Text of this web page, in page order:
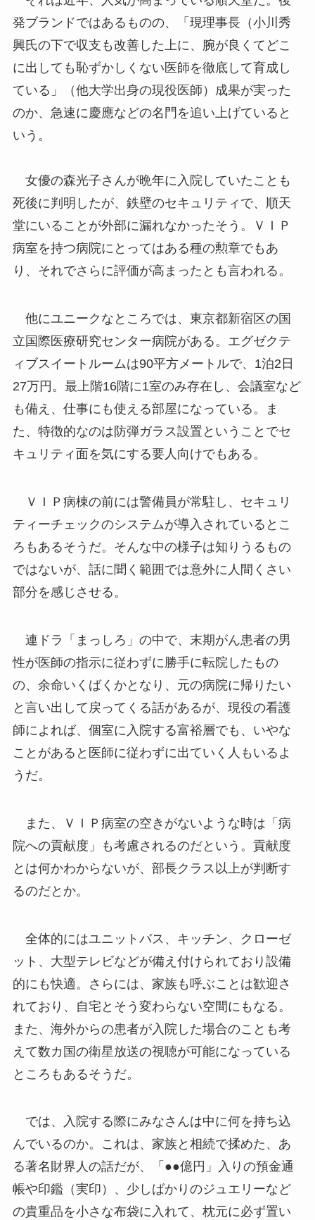
発ブランドではあるものの、「現理事長（小川秀
興氏の下で収支も改善した上に、腕が良くてどこ
に出しても恥ずかしくない医師を徹底して育成し
ている」（他大学出身の現役医師）成果が実った
のか、急速に慶應などの名門を追い上げていると
いう。
女優の森光子さんが晩年に入院していたことも
死後に判明したが、鉄壁のセキュリティで、順天
堂にいることが外部に漏れなかったそう。ＶＩＰ
病室を持つ病院にとってはある種の勲章でもあ
り、それでさらに評価が高まったとも言われる。
他にユニークなところでは、東京都新宿区の国
立国際医療研究センター病院がある。エグゼクテ
ィブスイートルームは90平方メートルで、1泊2日
27万円。最上階16階に1室のみ存在し、会議室など
も備え、仕事にも使える部屋になっている。ま
た、特徴的なのは防弾ガラス設置ということでセ
キュリティ面を気にする要人向けでもある。
ＶＩＰ病棟の前には警備員が常駐し、セキュリ
ティーチェックのシステムが導入されているとこ
ろもあるそうだ。そんな中の様子は知りうるもの
ではないが、話に聞く範囲では意外に人間くさい
部分を感じさせる。
連ドラ「まっしろ」の中で、末期がん患者の男
性が医師の指示に従わずに勝手に転院したもの
の、余命いくばくかとなり、元の病院に帰りたい
と言い出して戻ってくる話があるが、現役の看護
師によれば、個室に入院する富裕層でも、いやな
ことがあると医師に従わずに出ていく人もいるよ
うだ。
また、ＶＩＰ病室の空きがないような時は「病
院への貢献度」も考慮されるのだという。貢献度
とは何かわからないが、部長クラス以上が判断す
るのだとか。
全体的にはユニットバス、キッチン、クローゼ
ット、大型テレビなどが備え付けられており設備
的にも快適。さらには、家族も呼ぶことは歓迎さ
れており、自宅とそう変わらない空間にもなる。
また、海外からの患者が入院した場合のことも考
えて数カ国の衛星放送の視聴が可能になっている
ところもあるそうだ。
では、入院する際にみなさんは中に何を持ち込
んでいるのか。これは、家族と相続で揉めた、あ
る著名財界人の話だが、「●●億円」入りの預金通
帳や印鑑（実印）、少しばかりのジュエリーなど
の貴重品を小さな布袋に入れて、枕元に必ず置い